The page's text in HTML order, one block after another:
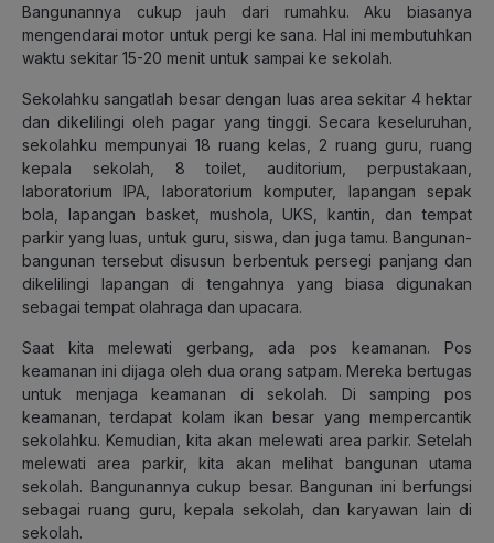
Bangunannya cukup jauh dari rumahku. Aku biasanya
mengendarai motor untuk pergi ke sana. Hal ini membutuhkan
waktu sekitar 15-20 menit untuk sampai ke sekolah.
Sekolahku sangatlah besar dengan luas area sekitar 4 hektar
dan dikelilingi oleh pagar yang tinggi. Secara keseluruhan,
sekolahku mempunyai 18 ruang kelas, 2 ruang guru, ruang
kepala sekolah, 8 toilet, auditorium, perpustakaan,
laboratorium IPA, laboratorium komputer, lapangan sepak
bola, lapangan basket, mushola, UKS, kantin, dan tempat
parkir yang luas, untuk guru, siswa, dan juga tamu. Bangunan-
bangunan tersebut disusun berbentuk persegi panjang dan
dikelilingi lapangan di tengahnya yang biasa digunakan
sebagai tempat olahraga dan upacara.
Saat kita melewati gerbang, ada pos keamanan. Pos
keamanan ini dijaga oleh dua orang satpam. Mereka bertugas
untuk menjaga keamanan di sekolah. Di samping pos
keamanan, terdapat kolam ikan besar yang mempercantik
sekolahku. Kemudian, kita akan melewati area parkir. Setelah
melewati area parkir, kita akan melihat bangunan utama
sekolah. Bangunannya cukup besar. Bangunan ini berfungsi
sebagai ruang guru, kepala sekolah, dan karyawan lain di
sekolah.